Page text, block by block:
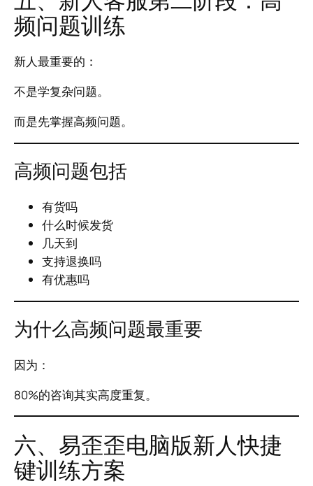
频问题训练
新人最重要的：
不是学复杂问题。
而是先掌握高频问题。
高频问题包括
有货吗
什么时候发货
几天到
支持退换吗
有优惠吗
为什么高频问题最重要
因为：
80%的咨询其实高度重复。
六、易歪歪电脑版新人快捷
键训练方案